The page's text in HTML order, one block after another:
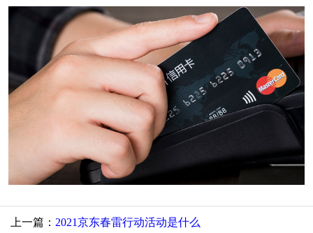
上一篇： 2021京东春雷行动活动是什么